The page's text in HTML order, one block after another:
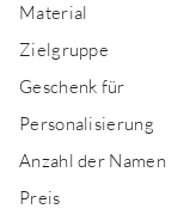
Material
Zielgruppe
Geschenk für
Personalisierung
Anzahl der Namen
Preis